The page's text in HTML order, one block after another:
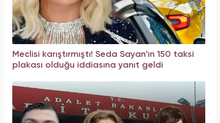
Meclisi karıştırmıştı! Seda Sayan'ın 150 taksi
plakası olduğu iddiasına yanıt geldi